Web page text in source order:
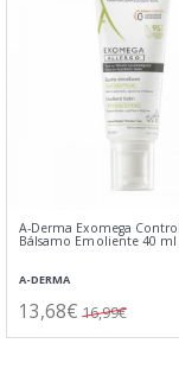
A-Derma Exomega
Bálsamo Emoliente 40 ml
A-DERMA
13,68€ 16,99€